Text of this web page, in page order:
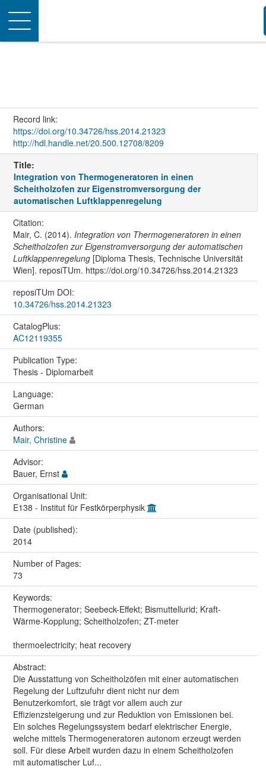
Toggle
navigation
Record link:
https://doi.org/10.34726/hss.2014.21323
http://hdl.handle.net/20.500.12708/8209
Title:
Integration von Thermogeneratoren in einen
Scheitholzofen zur Eigenstromversorgung der
automatischen Luftklappenregelung
Citation:
Mair, C. (2014). Integration von Thermogeneratoren in einen
Scheitholzofen zur Eigenstromversorgung der automatischen
Luftklappenregelung[Diploma Thesis, Technische Universität
Wien]. reposiTUm. https://doi.org/10.34726/hss.2014.21323
reposiTUm DOI:
10.34726/hss.2014.21323
CatalogPlus:
AC12119355
Publication Type:
Thesis - Diplomarbeit
Language:
German
Authors:
Mair, Christine
Advisor:
Bauer, Ernst
Organisational Unit:
E138 - Institut für Festkörperphysik
Date (published):
2014
Number of Pages:
73
Keywords:
Thermogenerator; Seebeck-Effekt; Bismuttellurid; Kraft-
Wärme-Kopplung; Scheitholzofen; ZT-meter
thermoelectricity; heat recovery
Abstract:
Die Ausstattung von Scheitholzöfen mit einer automatischen
Regelung der Luftzufuhr dient nicht nur dem
Benutzerkomfort, sie trägt vor allem auch zur
Effizienzsteigerung und zur Reduktion von Emissionen bei.
Ein solches Regelungssystem bedarf elektrischer Energie,
welche mittels Thermogeneratoren autonom erzeugt werden
soll. Für diese Arbeit wurden dazu in einem Scheitholzofen
mit automatischer Luf...